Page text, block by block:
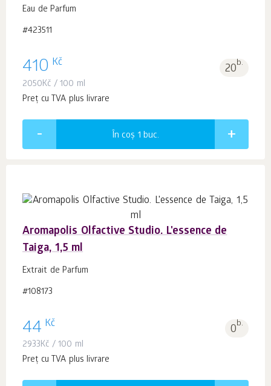
Eau de Parfum
#423511
410 Kč 20b.
2050Kč / 100 ml
Preț cu TVA plus livrare
În coș 1 buc.
Aromapolis Olfactive Studio. L'essence de
Taiga, 1,5 ml
Extrait de Parfum
#108173
44 Kč 0b.
2933Kč / 100 ml
Preț cu TVA plus livrare